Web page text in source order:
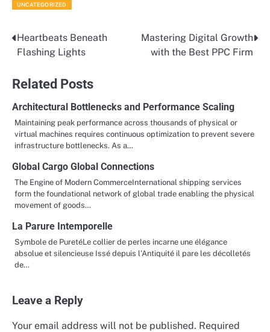
UNCATEGORIZED
Post
navigation
Heartbeats Beneath
Flashing Lights
Mastering Digital Growth
with the Best PPC Firm
Related Posts
Architectural Bottlenecks and Performance Scaling
Maintaining peak performance across thousands of physical or
virtual machines requires continuous optimization to prevent severe
infrastructure bottlenecks. As a…
Global Cargo Global Connections
The Engine of Modern CommerceInternational shipping services
form the foundational network of global trade enabling the physical
movement of goods…
La Parure Intemporelle
Symbole de PuretéLe collier de perles incarne une élégance
absolue et silencieuse Issé depuis l’Antiquité il pare les décolletés
de…
Leave a Reply
Your email address will not be published. Required